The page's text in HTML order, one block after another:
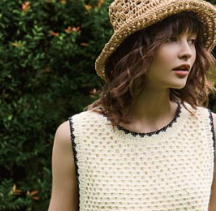
交易，需
求債權轉
２．關於
https://
３．未成
「AFTEE
任。
４．使用
即時審查
結果請求
５．嚴禁
形，恩沛
動。
付款後7-
每筆
宅配
每筆
宅配離島
每筆
付款後門
免運費